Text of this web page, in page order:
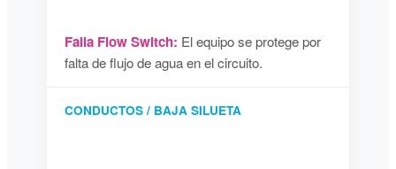
Falla Flow Switch: El equipo se protege por
falta de flujo de agua en el circuito.
CONDUCTOS / BAJA SILUETA